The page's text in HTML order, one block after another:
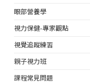
眼部營養學
視力保健-專家觀點
視覺追蹤練習
親子視力班
課程常見問題